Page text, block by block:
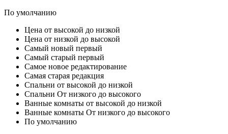
По умолчанию
Цена от высокой до низкой
Цена от низкой до высокой
Самый новый первый
Самый старый первый
Самое новое редактирование
Самая старая редакция
Спальни от высокой до низкой
Спальни От низкого до высокого
Ванные комнаты от высокой до низкой
Ванные комнаты От низкого до высокого
По умолчанию